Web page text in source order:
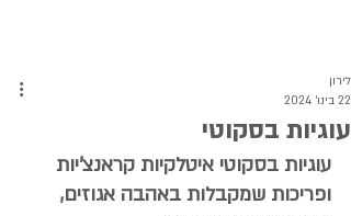
עוגיות בסקוטי
לירון
22 בינו׳ 2024
עוגיות בסקוטי איטלקיות קראנצ'יות
ופריכות שמקבלות באהבה אגוזים,